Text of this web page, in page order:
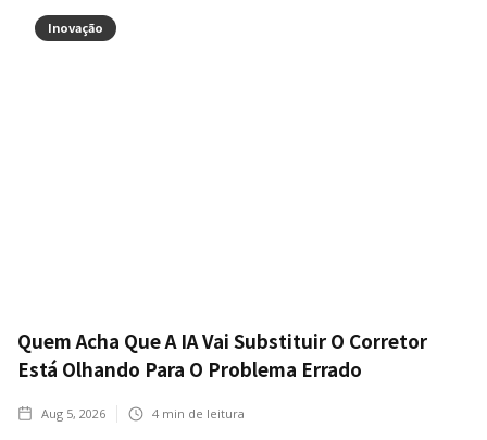
Inovação
Quem Acha Que A IA Vai Substituir O Corretor
Está Olhando Para O Problema Errado
Aug 5, 2026 4 min de leitura